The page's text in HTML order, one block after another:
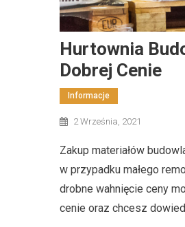
Hurtownia
Dobrej Cenie
Informacje
2 Września, 2021
Zakup materiałów
w przypadku małego
drobne wahnięcie ceny
cenie oraz chcesz